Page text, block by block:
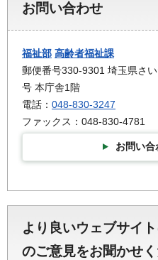
お問い合わせ
福祉部 高齢者福祉課
郵便番号330-9301 埼玉県さ
号 本庁舎1階
電話： 048-830-3247
ファックス：048-830-4781
お問い合
より良いウェブサイ
のご意見をお聞かせ